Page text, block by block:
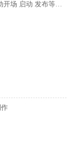
开场 启动 发布等环